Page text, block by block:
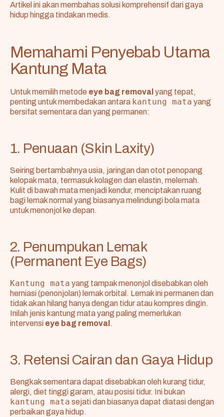
Artikel ini akan membahas solusi komprehensif dari gaya
hidup hingga tindakan medis.
Memahami Penyebab Utama
Kantung Mata
Untuk memilih metode eye bag removal yang tepat,
penting untuk membedakan antara kantung mata yang
bersifat sementara dan yang permanen:
1. Penuaan (Skin Laxity)
Seiring bertambahnya usia, jaringan dan otot penopang
kelopak mata, termasuk kolagen dan elastin, melemah.
Kulit di bawah mata menjadi kendur, menciptakan ruang
bagi lemak normal yang biasanya melindungi bola mata
untuk menonjol ke depan.
2. Penumpukan Lemak
(Permanent Eye Bags)
Kantung mata yang tampak menonjol disebabkan oleh
herniasi (penonjolan) lemak orbital. Lemak ini permanen dan
tidak akan hilang hanya dengan tidur atau kompres dingin.
Inilah jenis kantung mata yang paling memerlukan
intervensi eye bag removal .
3. Retensi Cairan dan Gaya Hidup
Bengkak sementara dapat disebabkan oleh kurang tidur,
alergi, diet tinggi garam, atau posisi tidur. Ini bukan
kantung mata sejati dan biasanya dapat diatasi dengan
perbaikan gaya hidup.